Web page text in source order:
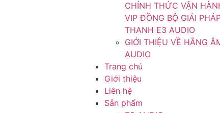
CHÍNH THỨC VẬN
VIP ĐỒNG BỘ GIẢI
THANH E3 AUDIO
GIỚI THIỆU VỀ HÃNG
AUDIO
Trang chủ
Giới thiệu
Liên hệ
Sản phẩm